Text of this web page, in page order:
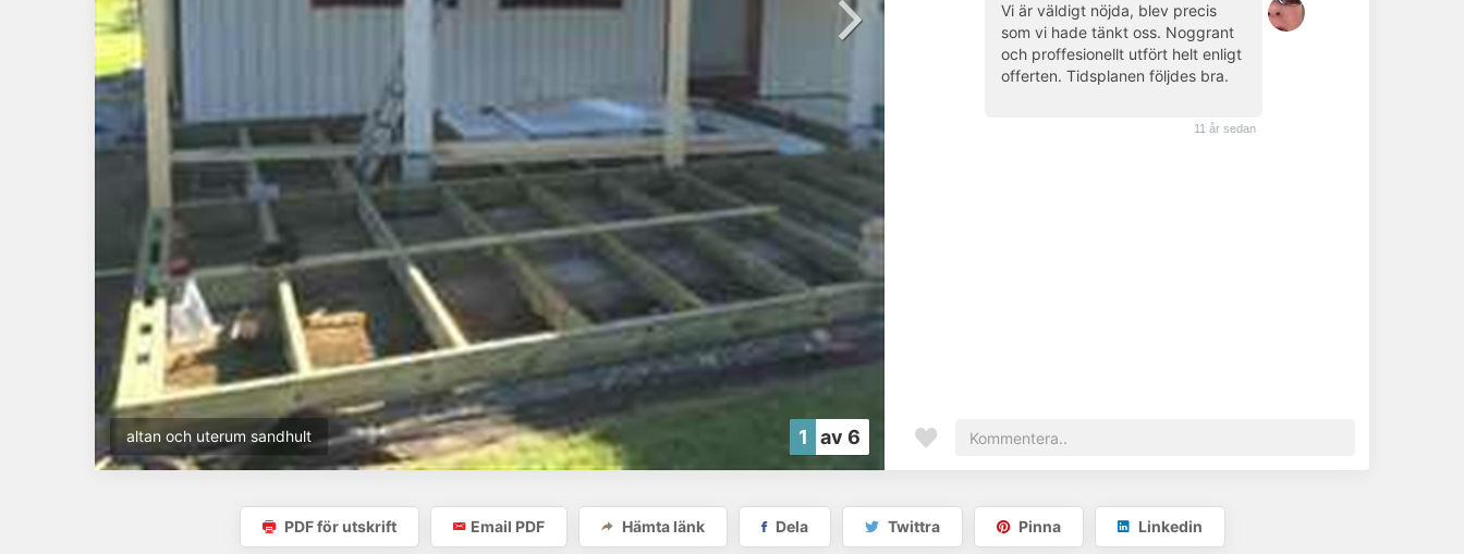
altan och uterum sandhult 1 av 6
Vi är väldigt nöjda, blev precis
som vi hade tänkt oss. Noggrant
och proffesionellt utfört helt enligt
offerten. Tidsplanen följdes bra.
11 år sedan
PDF för utskrift Email PDF Hämta länk Dela Twittra Pinna Linkedin